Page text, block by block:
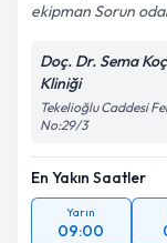
ekipman Sorun
Doç. Dr. Sema
Kliniği
Tekelioğlu Caddesi
No:29/3
En Yakın Saatler
Yarın
09:00